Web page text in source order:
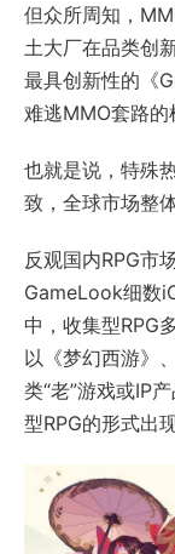
但众所周知，
土大厂在品类创
最具创新性的《
难逃MMO套路的
也就是说，特殊
致，全球市场整
反观国内RPG市
GameLook细数
中，收集型RPG
以《梦幻西游》
类“老”游戏或IP
型RPG的形式出现